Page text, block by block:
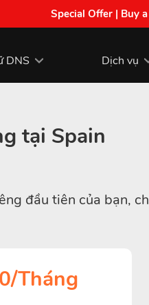
Special Offer | Buy
DNS Dịch vụ
tại Spain
đầu tiên của bạn,
Tháng